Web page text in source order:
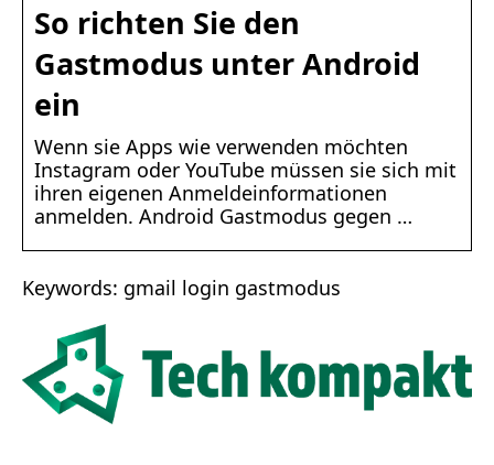
So richten Sie den
Gastmodus unter Android
ein
Wenn sie Apps wie verwenden möchten
Instagram oder YouTube müssen sie sich mit
ihren eigenen Anmeldeinformationen
anmelden. Android Gastmodus gegen …
Keywords: gmail login gastmodus